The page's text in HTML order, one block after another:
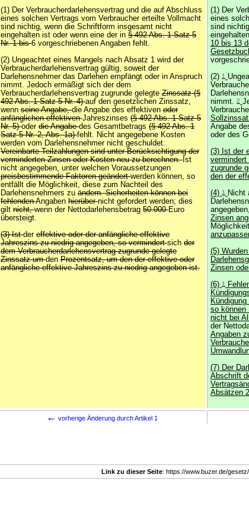
(1) Der Verbraucherdarlehensvertrag und die auf Abschluss
eines solchen Vertrags vom Verbraucher erteilte Vollmacht
sind nichtig, wenn die Schriftform insgesamt nicht
eingehalten ist oder wenn eine der in § 492 Abs. 1 Satz 5
Nr. 1 bis6 vorgeschriebenen Angaben fehlt.
(2) Ungeachtet eines Mangels nach Absatz 1 wird der
Verbraucherdarlehensvertrag gültig, soweit der
Darlehensnehmer das Darlehen empfängt oder in Anspruch
nimmt. Jedoch ermäßigt sich der dem
Verbraucherdarlehensvertrag zugrunde gelegte Zinssatz (§
492 Abs. 1 Satz 5 Nr. 4)auf den gesetzlichen Zinssatz,
wenn seine Angabe,die Angabe des effektiven oder
anfänglichen effektivenJahreszinses (§ 492 Abs. 1 Satz 5
Nr. 5)oder die Angabedes Gesamtbetrags (§ 492 Abs. 1
Satz 5 Nr. 2, Abs. 1a)fehlt. Nicht angegebene Kosten
werden vom Darlehensnehmer nicht geschuldet.
Vereinbarte Teilzahlungen sind unter Berücksichtigung der
verminderten Zinsen oder Kosten neu zu berechnen. Ist
nicht angegeben, unter welchen Voraussetzungen
preisbestimmende Faktoren geändertwerden können, so
entfällt die Möglichkeit, diese zum Nachteil des
Darlehensnehmers zu ändern. Sicherheiten können bei
fehlendenAngaben hierübernicht gefordert werden; dies
gilt nicht,wenn der Nettodarlehensbetrag 50.000Euro
übersteigt.
(3) Istder effektive oder der anfängliche effektive
Jahreszins zu niedrig angegeben, so vermindertsich der
dem Verbraucherdarlehensvertrag zugrunde gelegte
Zinssatz umden Prozentsatz, um den der effektive oder
anfängliche effektive Jahreszins zu niedrig angegeben ist.
(1) Der
eines
sind
10 bis 13
(2) 1
nimmt. 2
Angabe
oder des
(3) Ist der
vermindert
zugrunde
den der
(4) 1
Nicht
Zinsen
(5)
Zinsen
(6) 1
so können
nicht bei
der
Angaben
(7) Der
Abschrift
Absätzen
← vorherige Änderung durch Artikel 1
Link zu dieser Seite: https://www.buzer.de/